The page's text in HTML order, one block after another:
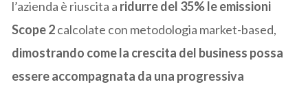
l’azienda è riuscita a ridurre del 35% le emissioni
Scope 2calcolate con metodologia market-based,
dimostrando come la crescita del business possa
essere accompagnata da una progressiva